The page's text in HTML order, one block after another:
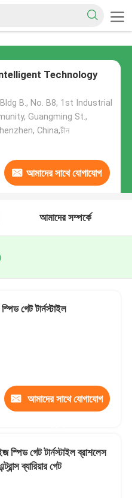
Technology
B., No. B8, 1st Industrial
Guangming St.,
China,চীন
আমাদের সাথে যোগাযোগ
আমাদের সম্পর্কে
গেট টার্নস্টাইল
আমাদের সাথে যোগাযোগ
স্পিড গেট টার্নস্টাইল ব্রাশলেস
ব্যারিয়ার গেট